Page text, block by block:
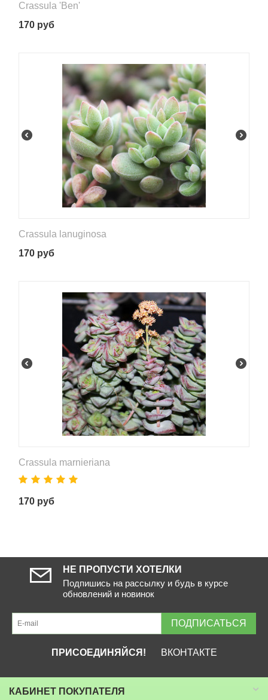
Crassula 'Ben'
170 руб
Crassula lanuginosa
170 руб
Crassula marnieriana
170 руб
НЕ ПРОПУСТИ ХОТЕЛКИ
Подпишись на рассылку и будь в курсе
обновлений и новинок
ПОДПИСАТЬСЯ
ПРИСОЕДИНЯЙСЯ! ВКОНТАКТЕ
КАБИНЕТ ПОКУПАТЕЛЯ